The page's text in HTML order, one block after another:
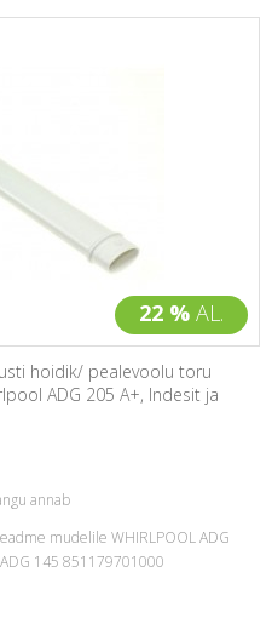
22 % AL.
hoidik/ pealevoolu toru
ADG 205 A+, Indesit ja
annab
mudelile WHIRLPOOL ADG
145 851179701000